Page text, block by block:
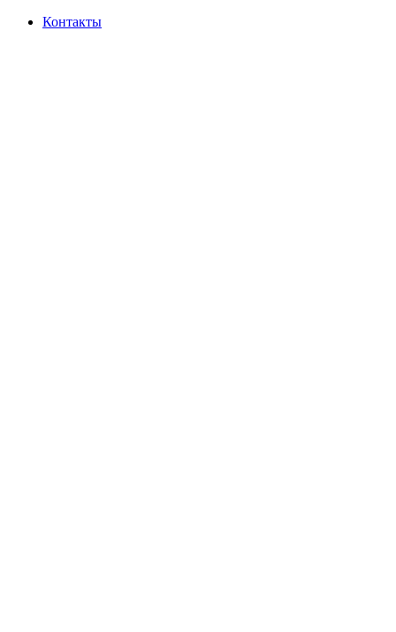
Контакты